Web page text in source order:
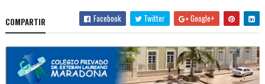
COMPARTIR Facebook Twitter Google+